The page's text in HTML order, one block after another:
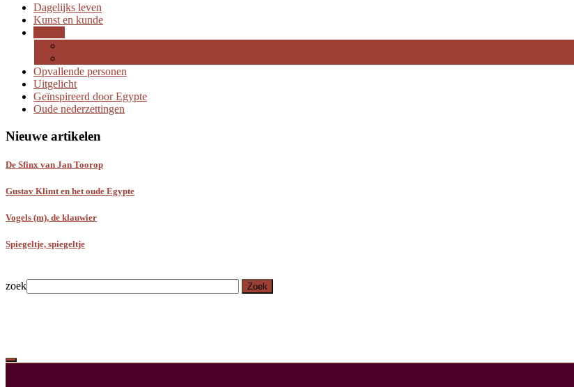
Dagelijks leven
Kunst en kunde
Opvallende personen
Uitgelicht
Geïnspireerd door Egypte
Oude nederzettingen
Nieuwe artikelen
De Sfinx van Jan Toorop
Gustav Klimt en het oude Egypte
Vogels (m), de klauwier
Spiegeltje, spiegeltje
zoek Zoek